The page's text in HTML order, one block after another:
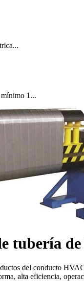
1...
tubería
del conducto
alta eficiencia,